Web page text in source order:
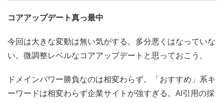
コアアップデート真っ最中
今回は大きな変動は無い気がする。多分悪くはなっていな
い。微調整レベルなコアアップデートと思っておこう。
ドメインパワー勝負なのは相変わらず。「おすすめ」系キ
ーワードは相変わらず企業サイトが強すぎる。AI引用の採